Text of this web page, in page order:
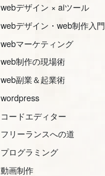
webデザイン × aiツール
webデザイン・web制作入門
webマーケティング
web制作の現場術
web副業＆起業術
wordpress
コードエディター
フリーランスへの道
プログラミング
動画制作